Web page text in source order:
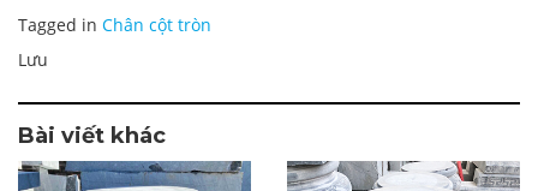
Tagged in Chân cột tròn
Lưu
Bài viết khác